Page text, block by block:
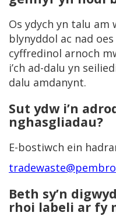
Os ydych yn talu am
blynyddol ac nad
cyffredinol arnoch
i’ch ad-dalu yn
dalu amdanynt.
Sut ydw i’n
nghasgliadau?
E-bostiwch ein
Beth sy’n
rhoi labeli ar fy